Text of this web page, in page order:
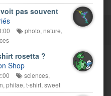
pas souvent
photo, nature,
rosetta ?
Shop
sciences,
, philae, t-shirt, sweet